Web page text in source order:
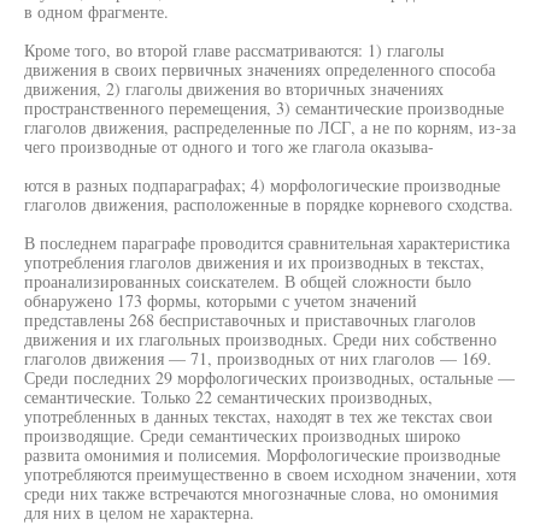
в одном фрагменте.
Кроме того, во второй главе рассматриваются: 1) глаголы
движения в своих первичных значениях определенного способа
движения, 2) глаголы движения во вторичных значениях
пространственного перемещения, 3) семантические производные
глаголов движения, распределенные по ЛСГ, а не по корням, из-за
чего производные от одного и того же глагола оказыва-
ются в разных подпараграфах; 4) морфологические производные
глаголов движения, расположенные в порядке корневого сходства.
В последнем параграфе проводится сравнительная характеристика
употребления глаголов движения и их производных в текстах,
проанализированных соискателем. В общей сложности было
обнаружено 173 формы, которыми с учетом значений
представлены 268 бесприставочных и приставочных глаголов
движения и их глагольных производных. Среди них собственно
глаголов движения — 71, производных от них глаголов — 169.
Среди последних 29 морфологических производных, остальные —
семантические. Только 22 семантических производных,
употребленных в данных текстах, находят в тех же текстах свои
производящие. Среди семантических производных широко
развита омонимия и полисемия. Морфологические производные
употребляются преимущественно в своем исходном значении, хотя
среди них также встречаются многозначные слова, но омонимия
для них в целом не характерна.